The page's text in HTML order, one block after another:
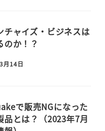
チャイズ・ビジネスは
のか！？
月14日
で販売NGになった
品とは？（2023年7月